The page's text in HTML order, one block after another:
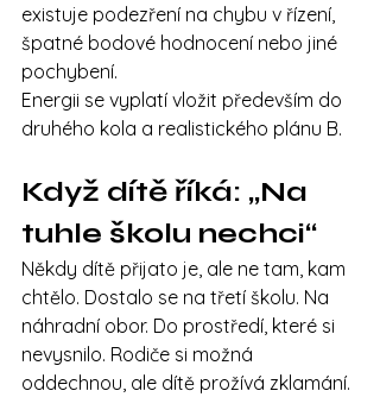
existuje podezření na chybu v řízení,
špatné bodové hodnocení nebo jiné
pochybení.
Energii se vyplatí vložit především do
druhého kola a realistického plánu B.
Když dítě říká: „Na
tuhle školu nechci“
Někdy dítě přijato je, ale ne tam, kam
chtělo. Dostalo se na třetí školu. Na
náhradní obor. Do prostředí, které si
nevysnilo. Rodiče si možná
oddechnou, ale dítě prožívá zklamání.